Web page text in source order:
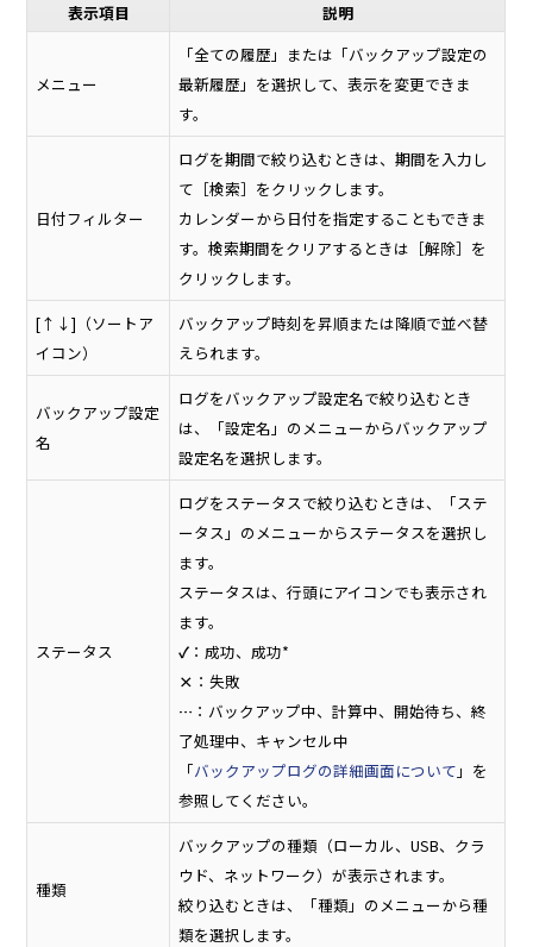
表示項目 説明
メニュー
「全ての履歴」または「バックアップ設定の
最新履歴」を選択して、表示を変更できま
す。
日付フィルター
ログを期間で絞り込むときは、期間を入力し
て［検索］をクリックします。
カレンダーから日付を指定することもできま
す。検索期間をクリアするときは［解除］を
クリックします。
[↑↓]（ソートア
イコン）
バックアップ時刻を昇順または降順で並べ替
えられます。
バックアップ設定
名
ログをバックアップ設定名で絞り込むとき
は、「設定名」のメニューからバックアップ
設定名を選択します。
ステータス
ログをステータスで絞り込むときは、「ステ
ータス」のメニューからステータスを選択し
ます。
ステータスは、行頭にアイコンでも表示され
ます。
✓：成功、成功*
× ：失敗
… ：バックアップ中、計算中、開始待ち、終
了処理中、キャンセル中
「バックアップログの詳細画面について 」を
参照してください。
種類
バックアップの種類（ローカル、USB、クラ
ウド、ネットワーク）が表示されます。
絞り込むときは、「種類」のメニューから種
類を選択します。